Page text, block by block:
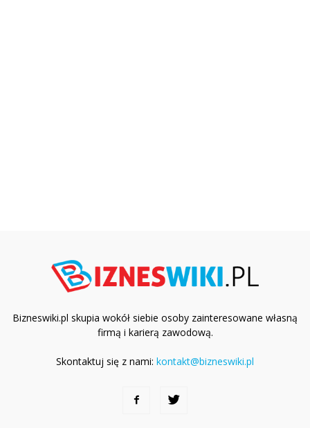
Bizneswiki.pl skupia wokół siebie osoby zainteresowane własną
firmą i karierą zawodową.
Skontaktuj się z nami: kontakt@bizneswiki.pl